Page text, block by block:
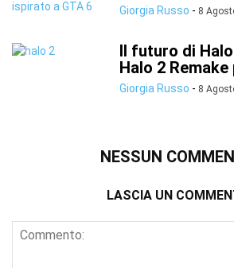
Giorgia Russo - 8
Il futuro di
Halo 2
Giorgia Russo - 8
NESSUN
LASCIA UN